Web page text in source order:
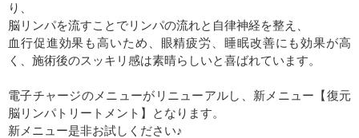
り、
脳リンパを流すことでリンパの流れと自律神経を整え、
血行促進効果も高いため、眼精疲労、睡眠改善にも効果が高
く、施術後のスッキリ感は素晴らしいと喜ばれています。
電子チャージのメニューがリニューアルし、新メニュー【復元
脳リンパトリートメント】となります。
新メニュー是非お試しください♪